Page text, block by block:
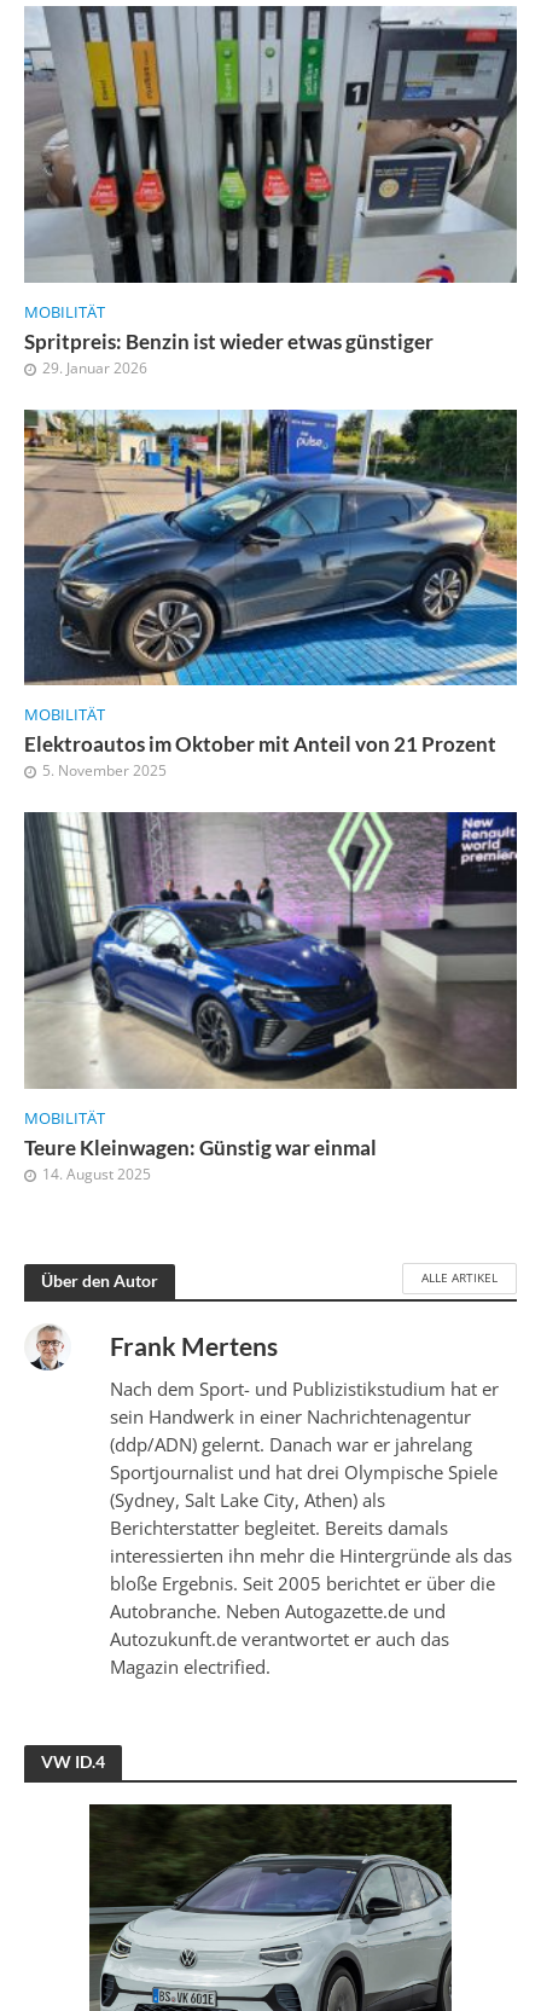
MOBILITÄT
Spritpreis: Benzin ist wieder etwas günstiger
29. Januar 2026
MOBILITÄT
Elektroautos im Oktober mit Anteil von 21 Prozent
5. November 2025
MOBILITÄT
Teure Kleinwagen: Günstig war einmal
14. August 2025
Über den Autor ALLE ARTIKEL
Frank Mertens
Nach dem Sport- und Publizistikstudium hat er
sein Handwerk in einer Nachrichtenagentur
(ddp/ADN) gelernt. Danach war er jahrelang
Sportjournalist und hat drei Olympische Spiele
(Sydney, Salt Lake City, Athen) als
Berichterstatter begleitet. Bereits damals
interessierten ihn mehr die Hintergründe als das
bloße Ergebnis. Seit 2005 berichtet er über die
Autobranche. Neben Autogazette.de und
Autozukunft.de verantwortet er auch das
Magazin electrified.
VW ID.4